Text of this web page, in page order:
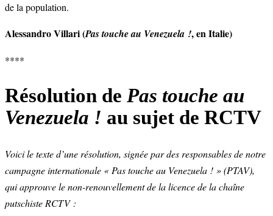
de la population.
Alessandro Villari (Pas touche au Venezuela !, en Italie)
****
Résolution de Pas touche au
Venezuela ! au sujet de RCTV
Voici le texte d’une résolution, signée par des responsables de notre
campagne internationale « Pas touche au Venezuela ! » (PTAV),
qui approuve le non-renouvellement de la licence de la chaîne
putschiste RCTV :